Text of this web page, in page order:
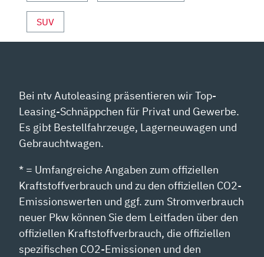
SUV
Bei ntv Autoleasing präsentieren wir Top-
Leasing-Schnäppchen für Privat und Gewerbe.
Es gibt Bestellfahrzeuge, Lagerneuwagen und
Gebrauchtwagen.
* = Umfangreiche Angaben zum offiziellen
Kraftstoffverbrauch und zu den offiziellen CO2-
Emissionswerten und ggf. zum Stromverbrauch
neuer Pkw können Sie dem Leitfaden über den
offiziellen Kraftstoffverbrauch, die offiziellen
spezifischen CO2-Emissionen und den